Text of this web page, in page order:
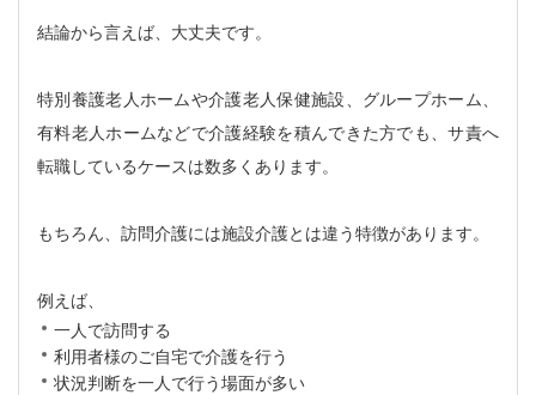
結論から言えば、大丈夫です。
特別養護老人ホームや介護老人保健施設、グループホーム、
有料老人ホームなどで介護経験を積んできた方でも、サ責へ
転職しているケースは数多くあります。
もちろん、訪問介護には施設介護とは違う特徴があります。
例えば、
一人で訪問する
利用者様のご自宅で介護を行う
状況判断を一人で行う場面が多い